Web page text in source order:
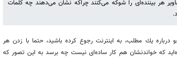
هر بیننده‌ای را شوکه می‌کنند چراکه نشان می‌دهند چه کلمات
یك مطلب، به اینترنت رجوع كرده باشید، حتما با زدن هر
كه خواندنشان هم كار ساده‌ای نیست چه برسد به این تصور كه